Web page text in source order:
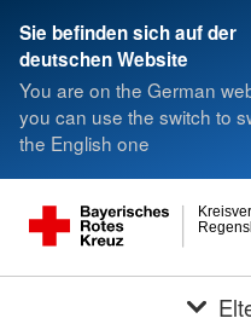
Sie befinden sich auf der
deutschen Website
You are on the German
you can use the switch to
the English one